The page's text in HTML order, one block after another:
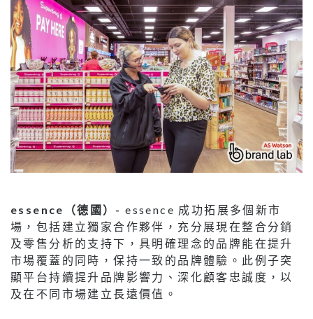
essence（德國）-essence 成功拓展多個新市
場，包括建立獨家合作夥伴，充分展現在整合分銷
及零售分析的支持下，具明確理念的品牌能在提升
市場覆蓋的同時，保持一致的品牌體驗。此例子突
顯平台持續提升品牌影響力、深化顧客忠誠度，以
及在不同市場建立長遠價值。